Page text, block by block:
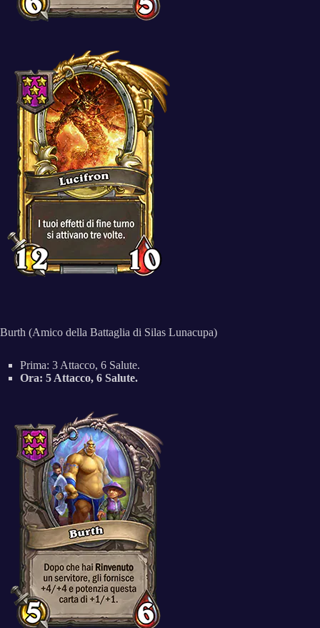
Burth (Amico della Battaglia di Silas Lunacupa)
Prima: 3 Attacco, 6 Salute.
Ora: 5 Attacco, 6 Salute.